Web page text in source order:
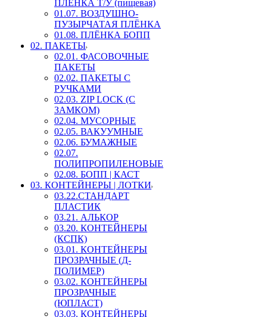
ПЛЕНКА Т/У (пищевая)
01.07. ВОЗДУШНО-
ПУЗЫРЧАТАЯ ПЛЁНКА
01.08. ПЛЁНКА БОПП
02. ПАКЕТЫ
02.01. ФАСОВОЧНЫЕ
ПАКЕТЫ
02.02. ПАКЕТЫ С
РУЧКАМИ
02.03. ZIP LOСK (С
ЗАМКОМ)
02.04. МУСОРНЫЕ
02.05. ВАКУУМНЫЕ
02.06. БУМАЖНЫЕ
02.07.
ПОЛИПРОПИЛЕНОВЫЕ
02.08. БОПП | КАСТ
03. КОНТЕЙНЕРЫ | ЛОТКИ
03.22.СТАНДАРТ
ПЛАСТИК
03.21. АЛЬКОР
03.20. КОНТЕЙНЕРЫ
(КСПК)
03.01. КОНТЕЙНЕРЫ
ПРОЗРАЧНЫЕ (Д-
ПОЛИМЕР)
03.02. КОНТЕЙНЕРЫ
ПРОЗРАЧНЫЕ
(ЮПЛАСТ)
03.03. КОНТЕЙНЕРЫ